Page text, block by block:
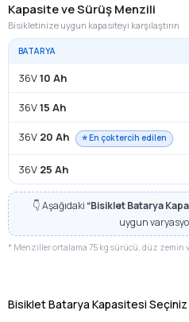
Kapasite ve Sürüş Menzili
Bisikletinize uygun kapasiteyi karşılaştırın
BATARYA
36V10 Ah
36V15 Ah
36V 20 Ah ⭐ En çok tercih edilen
36V 25 Ah
👇 Aşağıdaki “Bisiklet Batarya
uygun
* Menziller ortalama 75 kg sürücü, düz zemin
Bisiklet Batarya Kapasitesi Seçiniz